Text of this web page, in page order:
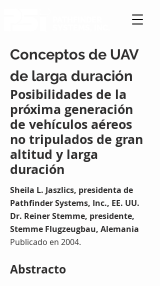
Conceptos de UAV
de larga duración
Posibilidades de la
próxima generación
de vehículos aéreos
no tripulados de gran
altitud y larga
duración
Sheila L. Jaszlics, presidenta de
Pathfinder Systems, Inc., EE. UU.
Dr. Reiner Stemme, presidente,
Stemme Flugzeugbau, Alemania
Publicado en 2004.
Abstracto